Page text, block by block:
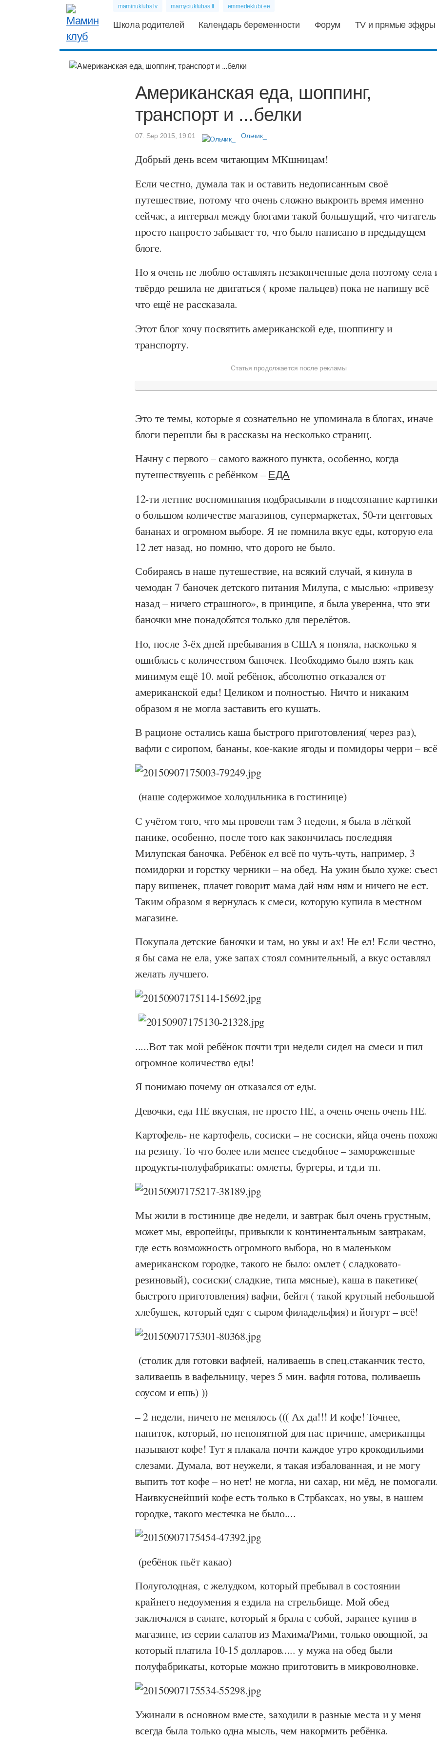
maminuklubs.lv mamyciuklubas.lt emmedeklubi.ee
Школа родителей Календарь беременности Форум TV и прямые эфиры
Американская еда, шоппинг,
транспорт и ...белки
07. Sep 2015, 19:01 Ольчик_
Добрый день всем читающим МКшницам!
Если честно, думала так и оставить недописанным своё
путешествие, потому что очень сложно выкроить время именно
сейчас, а интервал между блогами такой большущий, что читатель
просто напросто забывает то, что было написано в предыдущем
блоге.
Но я очень не люблю оставлять незаконченные дела поэтому села
твёрдо решила не двигаться ( кроме пальцев) пока не напишу всё
что ещё не рассказала.
Этот блог хочу посвятить американской еде, шоппингу и
транспорту.
Статья продолжается после рекламы
Это те темы, которые я сознательно не упоминала в блогах, иначе
блоги перешли бы в рассказы на несколько страниц.
Начну с первого – самого важного пункта, особенно, когда
путешествуешь с ребёнком – ЕДА
12-ти летние воспоминания подбрасывали в подсознание
о большом количестве магазинов, супермаркетах, 50-ти центовых
бананах и огромном выборе. Я не помнила вкус еды, которую ела
12 лет назад, но помню, что дорого не было.
Собираясь в наше путешествие, на всякий случай, я кинула в
чемодан 7 баночек детского питания Милупа, с мыслью: «привезу
назад – ничего страшного», в принципе, я была уверенна, что эти
баночки мне понадобятся только для перелётов.
Но, после 3-ёх дней пребывания в США я поняла, насколько я
ошиблась с количеством баночек. Необходимо было взять как
минимум ещё 10. мой ребёнок, абсолютно отказался от
американской еды! Целиком и полностью. Ничто и никаким
образом я не могла заставить его кушать.
В рационе остались каша быстрого приготовления( через раз),
вафли с сиропом, бананы, кое-какие ягоды и помидоры черри –
(наше содержимое холодильника в гостинице)
С учётом того, что мы провели там 3 недели, я была в лёгкой
панике, особенно, после того как закончилась последняя
Милупская баночка. Ребёнок ел всё по чуть-чуть, например, 3
помидорки и горстку черники – на обед. На ужин было хуже:
пару вишенек, плачет говорит мама дай ням ням и ничего не ест.
Таким образом я вернулась к смеси, которую купила в местном
магазине.
Покупала детские баночки и там, но увы и ах! Не ел! Если честно,
я бы сама не ела, уже запах стоял сомнительный, а вкус оставлял
желать лучшего.
.....Вот так мой ребёнок почти три недели сидел на смеси и пил
огромное количество еды!
Я понимаю почему он отказался от еды.
Девочки, еда НЕ вкусная, не просто НЕ, а очень очень очень НЕ.
Картофель- не картофель, сосиски – не сосиски, яйца очень
на резину. То что более или менее съедобное – замороженные
продукты-полуфабрикаты: омлеты, бургеры, и тд.и тп.
Мы жили в гостинице две недели, и завтрак был очень грустным,
может мы, европейцы, привыкли к континентальным завтракам,
где есть возможность огромного выбора, но в маленьком
американском городке, такого не было: омлет ( сладковато-
резиновый), сосиски( сладкие, типа мясные), каша в пакетике(
быстрого приготовления) вафли, бейгл ( такой круглый небольшой
хлебушек, который едят с сыром филадельфия) и йогурт – всё!
(столик для готовки вафлей, наливаешь в спец.стаканчик тесто,
заливаешь в вафельницу, через 5 мин. вафля готова, поливаешь
соусом и ешь) ))
– 2 недели, ничего не менялось ((( Ах да!!! И кофе! Точнее,
напиток, который, по непонятной для нас причине, американцы
называют кофе! Тут я плакала почти каждое утро крокодильими
слезами. Думала, вот неужели, я такая избалованная, и не могу
выпить тот кофе – но нет! не могла, ни сахар, ни мёд, не
Наивкуснейший кофе есть только в Стрбаксах, но увы, в нашем
городке, такого местечка не было....
(ребёнок пьёт какао)
Полуголодная, с желудком, который пребывал в состоянии
крайнего недоумения я ездила на стрельбище. Мой обед
заключался в салате, который я брала с собой, заранее купив в
магазине, из серии салатов из Махима/Рими, только овощной, за
который платила 10-15 долларов..... у мужа на обед были
полуфабрикаты, которые можно приготовить в микроволновке.
Ужинали в основном вместе, заходили в разные места и у меня
всегда была только одна мысль, чем накормить ребёнка.